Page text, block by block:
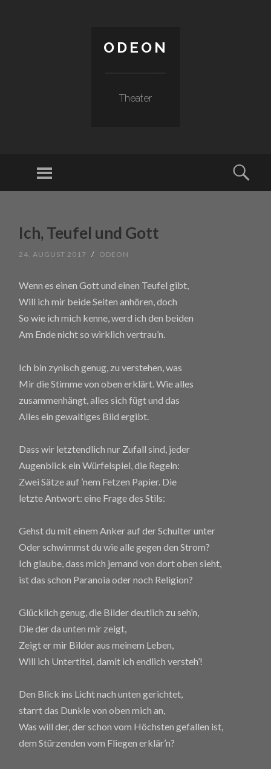
ODEON
Theater
Menu
Ich, Teufel und Gott
24. AUGUST 2017 / ODEON
Wenn es einen Gott und einen Teufel gibt,
Will ich mir beide Seiten anhören, doch
So wie ich mich kenne, werd ich den beiden
Am Ende nicht so wirklich vertrau’n.
Ich bin zynisch genug, zu verstehen, was
Mir die Stimme von oben erklärt. Wie alles
zusammenhängt, alles sich fügt und das
Alles ein gewaltiges Bild ergibt.
Dass wir letztendlich nur Zufall sind, jeder
Augenblick ein Würfelspiel, die Regeln:
Zwei Sätze auf ’nem Fetzen Papier. Die
letzte Antwort: eine Frage des Stils:
Gehst du mit einem Anker auf der Schulter unter
Oder schwimmst du wie alle gegen den Strom?
Ich glaube, dass mich jemand von dort oben sieht,
ist das schon Paranoia oder noch Religion?
Glücklich genug, die Bilder deutlich zu seh’n,
Die der da unten mir zeigt,
Zeigt er mir Bilder aus meinem Leben,
Will ich Untertitel, damit ich endlich versteh’!
Den Blick ins Licht nach unten gerichtet,
starrt das Dunkle von oben mich an,
Was will der, der schon vom Höchsten gefallen ist,
dem Stürzenden vom Fliegen erklär’n?